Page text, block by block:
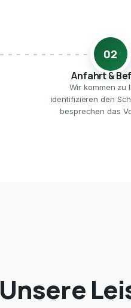
02
Anfahrt &
Wir kommen zu
identifizieren den
besprechen das
Unsere